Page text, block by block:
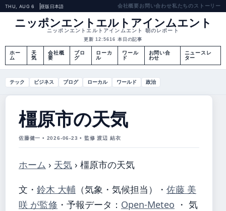
THU, AUG 6 昼版 日本語 会社概要お問い合わせ私たちのストーリー
ニッポンエントエルトアインムエント
ニッポンエントエルトアインムエント 朝のレポート
更新 12:5616 本日の記事
ホー
ム
天
気
会社概
要
ブロ
グ
ローカ
ル
ワール
ド
お問い合
わせ
ニュースレ
ター
テック ビジネス ブログ ローカル ワールド 政治
橿原市の天気
佐藤健一 • 2026-06-23 • 監修 渡辺 結衣
ホーム › 天気 › 橿原市の天気
文・ 鈴木 大輔 （気象・気候担当） ・ 佐藤 美
咲 が監修 ・ 予報データ： Open-Meteo ・ 気